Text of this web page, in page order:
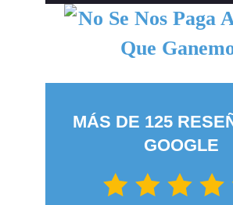
PRIMARY
SIDEBAR
MÁS DE 125
GOOGLE